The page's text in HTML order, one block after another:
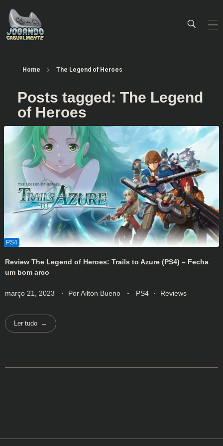
Home The Legend of Heroes
Posts tagged: The Legend
of Heroes
Review The Legend of Heroes: Trails to Azure (PS4) – Fecha
um bom arco
março 21, 2023 PorAilton Bueno PS4 Reviews
Ler tudo